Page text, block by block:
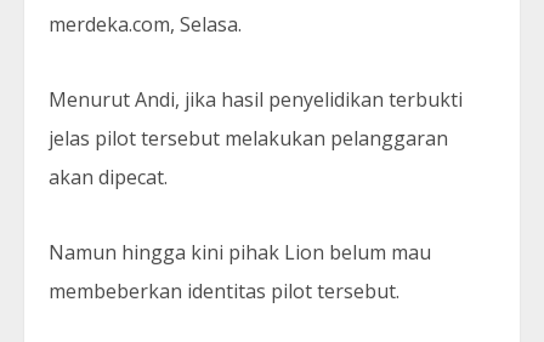
merdeka.com, Selasa.
Menurut Andi, jika hasil penyelidikan terbukti
jelas pilot tersebut melakukan pelanggaran
akan dipecat.
Namun hingga kini pihak Lion belum mau
membeberkan identitas pilot tersebut.